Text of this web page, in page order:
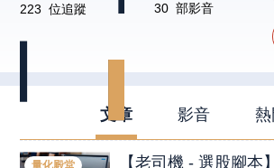
223 位追蹤
30 部影音
文章 影音 熱
量化殿堂
【老司機 - 選股腳本